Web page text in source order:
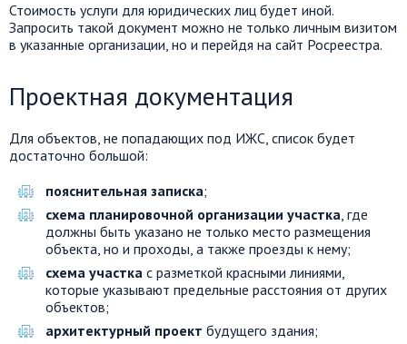
Стоимость услуги для юридических лиц будет иной.
Запросить такой документ можно не только личным визитом
в указанные организации, но и перейдя на сайт Росреестра.
Проектная документация
Для объектов, не попадающих под ИЖС, список будет
достаточно большой:
пояснительная записка;
схема планировочной организации участка, где
должны быть указано не только место размещения
объекта, но и проходы, а также проезды к нему;
схема участка с разметкой красными линиями,
которые указывают предельные расстояния от других
объектов;
архитектурный проект будущего здания;